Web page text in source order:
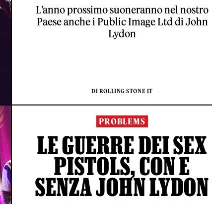
L’anno prossimo suoneranno nel nostro
Paese anche i Public Image Ltd di John
Lydon
DI ROLLING STONE IT
PROBLEMS
LE GUERRE DEI SEX
PISTOLS, CON E
SENZA JOHN LYDON